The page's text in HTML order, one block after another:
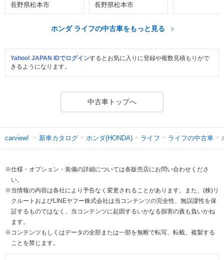
長野県松本市 長野県松本市
ホンダ ライフの中古車をもっと見る
Yahoo! JAPAN IDでログインするとお気に入りに登録や複数見積もりがで
きるようになります。
中古車トップへ
carview! 新車カタログ ホンダ(HONDA) ライフ ライフの中古車
※仕様・オプション・装備の詳細については各販売店にお問い合わせくださ
い。
※当情報の内容は各社により予告なく変更されることがあります。また、(株)リ
クルートおよびLINEヤフー株式会社は当コンテンツの完全性、無誤謬性を保
証するものではなく、当コンテンツに起因するいかなる損害の責も負いかね
ます。
※コンテンツもしくはデータの全部または一部を無断で転写、転載、複製する
ことを禁じます。